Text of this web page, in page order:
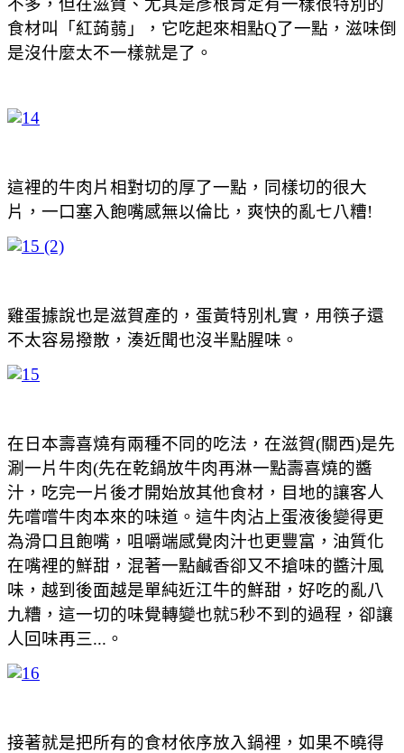
不多，但在滋賀、尤其是彥根肯定有一樣很特別的
食材叫「紅蒟蒻」，它吃起來相點Q了一點，滋味倒
是沒什麼太不一樣就是了。
這裡的牛肉片相對切的厚了一點，同樣切的很大
片，一口塞入飽嘴感無以倫比，爽快的亂七八糟!
雞蛋據說也是滋賀產的，蛋黃特別札實，用筷子還
不太容易撥散，湊近聞也沒半點腥味。
在日本壽喜燒有兩種不同的吃法，在滋賀(關西)是先
涮一片牛肉(先在乾鍋放牛肉再淋一點壽喜燒的醬
汁，吃完一片後才開始放其他食材，目地的讓客人
先嚐嚐牛肉本來的味道。這牛肉沾上蛋液後變得更
為滑口且飽嘴，咀嚼端感覺肉汁也更豐富，油質化
在嘴裡的鮮甜，混著一點鹹香卻又不搶味的醬汁風
味，越到後面越是單純近江牛的鮮甜，好吃的亂八
九糟，這一切的味覺轉變也就5秒不到的過程，卻讓
人回味再三...。
接著就是把所有的食材依序放入鍋裡，如果不曉得